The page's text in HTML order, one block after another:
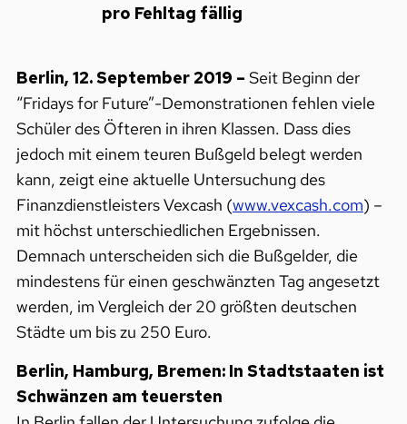
pro Fehltag fällig
Berlin, 12. September 2019 – Seit Beginn der
“Fridays for Future”-Demonstrationen fehlen viele
Schüler des Öfteren in ihren Klassen. Dass dies
jedoch mit einem teuren Bußgeld belegt werden
kann, zeigt eine aktuelle Untersuchung des
Finanzdienstleisters Vexcash (www.vexcash.com) –
mit höchst unterschiedlichen Ergebnissen.
Demnach unterscheiden sich die Bußgelder, die
mindestens für einen geschwänzten Tag angesetzt
werden, im Vergleich der 20 größten deutschen
Städte um bis zu 250 Euro.
Berlin, Hamburg, Bremen: In Stadtstaaten ist
Schwänzen am teuersten